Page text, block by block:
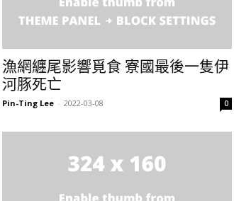
漁網纏尾影響覓食 寮國最後一隻伊
河豚死亡
Pin-Ting Lee - 2022-03-08 0